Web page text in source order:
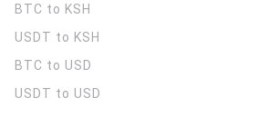
BTC to KSH
USDT to KSH
BTC to USD
USDT to USD